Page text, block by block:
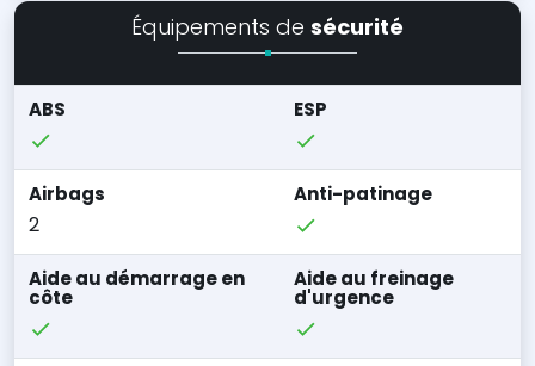
Équipements de sécurité
ABS ESP
Airbags
2
Anti-patinage
Aide au démarrage en
côte
Aide au freinage
d'urgence